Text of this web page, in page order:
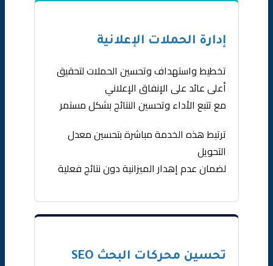
إدارة الحملات الإعلانية
تخطيط واستهداف وتحسين الحملات لتحقيق
أعلى عائد على الإنفاق الإعلاني
مع تتبع الأداء وتحسين النتائج بشكل مستمر
ترتبط هذه الخدمة مباشرة بتحسين معدل
التحويل
لضمان عدم إهدار الميزانية دون نتائج فعلية
تحسين محركات البحث SEO